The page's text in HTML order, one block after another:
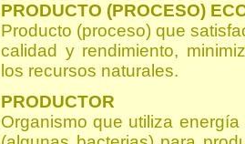
PRODUCTO (PROCESO)
Producto (proceso) que
calidad y rendimiento,
los recursos naturales.
PRODUCTOR
Organismo que utiliza